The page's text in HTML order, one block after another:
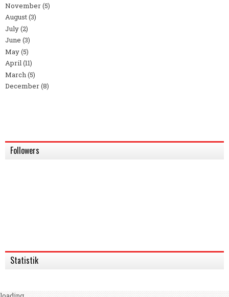
November(5)
August(3)
July(2)
June (3)
May(5)
April(11)
March(5)
December(8)
Followers
Statistik